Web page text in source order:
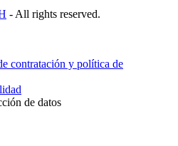
- All rights reserved.
contratación y política de
de datos